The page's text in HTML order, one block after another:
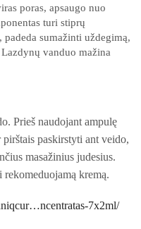
poras, apsaugo nuo
turi stiprų
sumažinti uždegimą,
vanduo mažina
Prieš naudojant ampulę
paskirstyti ant veido,
masažinius judesius.
kremą.
7x2ml/